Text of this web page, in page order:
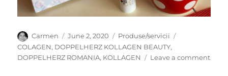
Author
Carmen
Posted
on
June 2, 2020 Categories
Produse/servicii
COLAGEN, DOPPELHERZ KOLLAGEN BEAUTY,
DOPPELHERZ ROMANIA, KOLLAGEN Leave a commenton